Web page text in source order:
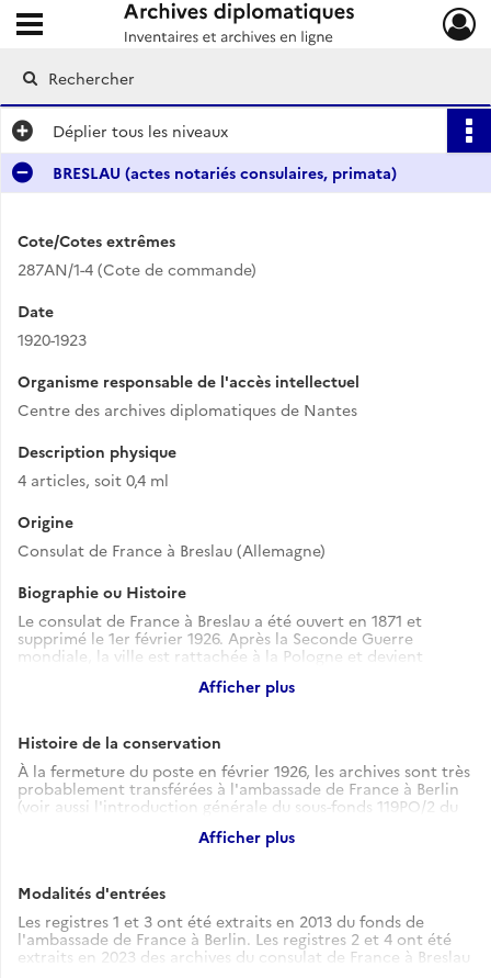
Archives diplomatiques
Ouvrir le menu déroulant
Déplier tous les niveaux
BRESLAU (actes notariés consulaires, primata)
Cote/Cotes extrêmes
287AN/1-4 (Cote de commande)
Date
1920-1923
Organisme responsable de l'accès intellectuel
Centre des archives diplomatiques de Nantes
Description physique
4 articles, soit 0,4 ml
Origine
Consulat de France à Breslau (Allemagne)
Biographie ou Histoire
Le consulat de France à Breslau a été ouvert en 1871 et
supprimé le 1er février 1926. Après la Seconde Guerre
mondiale, la ville est rattachée à la Pologne et devient
Afficher plus
Histoire de la conservation
À la fermeture du poste en février 1926, les archives sont très
probablement transférées à l'ambassade de France à Berlin
(voir aussi l'introduction générale du sous-fonds 119PO/2 du
les archives de cette ambassade vers le Centre des archives
Berlin, 1786-1939).
Afficher plus
Modalités d'entrées
Les registres 1 et 3 ont été extraits en 2013 du fonds de
l'ambassade de France à Berlin. Les registres 2 et 4 ont été
extraits en 2023 des archives du consulat de France à Breslau